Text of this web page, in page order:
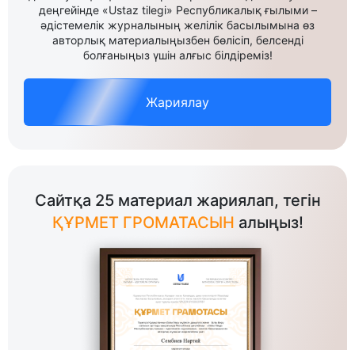
деңгейінде «Ustaz tilegi» Республикалық ғылыми –
әдістемелік журналының желілік басылымына өз
авторлық материалыңызбен бөлісіп, белсенді
болғаныңыз үшін алғыс білдіреміз!
Жариялау
Сайтқа 25 материал жариялап, тегін
ҚҰРМЕТ ГРОМАТАСЫН алыңыз!